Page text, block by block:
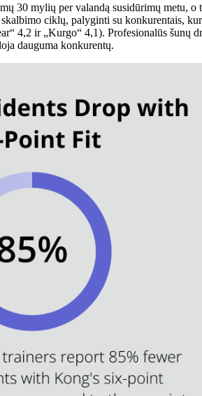
30 mylių per valandą susidūrimų metu,
ciklų, palyginti su konkurentais,
4,2 ir „Kurgo“ 4,1). Profesionalūs šunų
dauguma konkurentų.